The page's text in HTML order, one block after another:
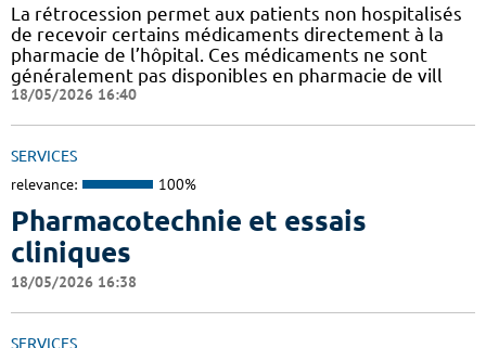
La rétrocession permet aux patients non hospitalisés
de recevoir certains médicaments directement à la
pharmacie de l’hôpital. Ces médicaments ne sont
généralement pas disponibles en pharmacie de vill
18/05/2026 16:40
SERVICES
relevance: 100%
Pharmacotechnie et essais
cliniques
18/05/2026 16:38
SERVICES